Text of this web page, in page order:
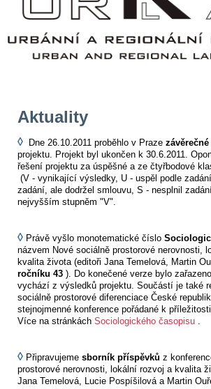
Aktuality
◊ Dne 26.10.2011 proběhlo v Praze
projektu. Projekt byl ukončen k 30.6.2011.
řešení projektu za úspěšné a ze čtyřbodové
(V - vynikající výsledky, U - uspěl podle
zadání, ale dodržel smlouvu, S - nesplnil
nejvyšším stupněm "V".
◊ Právě vyšlo monotematické číslo
názvem Nové sociálně prostorové nerovnosti,
kvalita života (editoři Jana Temelová, Martin
ročníku 43 ). Do konečené verze bylo
vychází z výsledků projektu. Součástí je také
sociálně prostorové diferenciace České
stejnojmenné konference pořádané k
Více na stránkách Sociologického časopisu .
◊ Připravujeme sborník příspěvků z
prostorové nerovnosti, lokální rozvoj a kvalita
Jana Temelová, Lucie Pospíšilová a Martin